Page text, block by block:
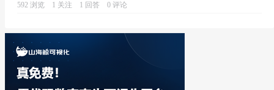
592 浏览 1 关注 1 回答 0 评论